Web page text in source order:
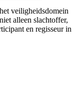
veiligheidsdomein
alleen slachtoffer,
en regisseur in